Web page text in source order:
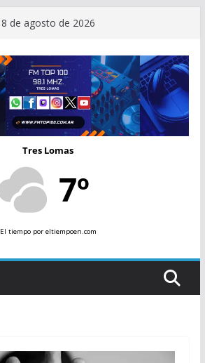
8 de agosto de 2026
Tres Lomas
7º
El tiempopor eltiempoen.com